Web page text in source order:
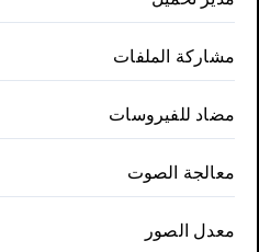
مشاركة الملفات
مضاد للفيروسات
معالجة الصوت
معدل الصور